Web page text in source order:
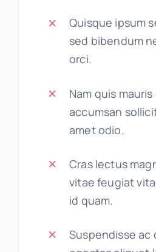
Quisque ipsum
sed bibendum
orci.
Nam quis
accumsan
amet odio.
Cras lectus
vitae feugiat
id quam.
Suspendisse ac